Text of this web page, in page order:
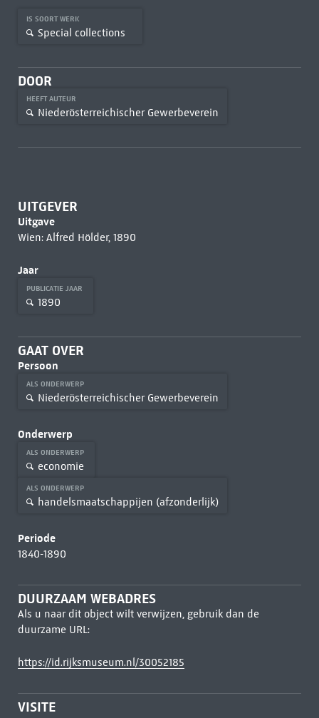
IS SOORT WERK
Special collections
DOOR
HEEFT AUTEUR
Niederösterreichischer Gewerbeverein
UITGEVER
Uitgave
Wien: Alfred Hölder, 1890
Jaar
PUBLICATIE JAAR
1890
GAAT OVER
Persoon
ALS ONDERWERP
Niederösterreichischer Gewerbeverein
Onderwerp
ALS ONDERWERP
economie
ALS ONDERWERP
handelsmaatschappijen (afzonderlijk)
Periode
1840-1890
DUURZAAM WEBADRES
Als u naar dit object wilt verwijzen, gebruik dan de
duurzame URL:
https://id.rijksmuseum.nl/30052185
VISITE